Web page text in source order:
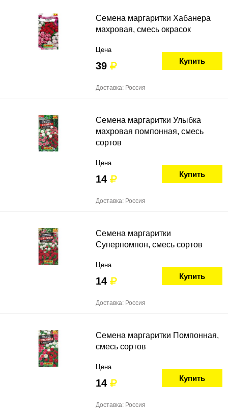
Семена маргаритки Хабанера
махровая, смесь окрасок
Цена
39 Купить
Доставка: Россия
Семена маргаритки Улыбка
махровая помпонная, смесь
сортов
Цена
14 Купить
Доставка: Россия
Семена маргаритки
Суперпомпон, смесь сортов
Цена
14 Купить
Доставка: Россия
Семена маргаритки Помпонная,
смесь сортов
Цена
14 Купить
Доставка: Россия